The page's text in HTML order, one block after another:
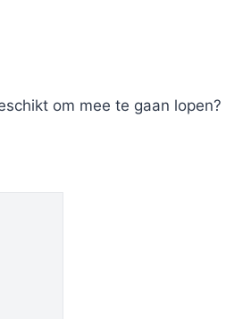
om mee te gaan lopen?